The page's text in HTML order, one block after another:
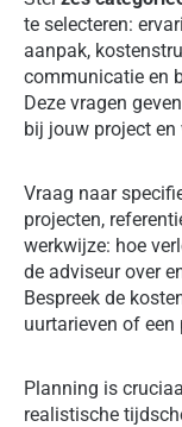
te selecteren:
aanpak,
communicatie en
Deze vragen
bij jouw project en
Vraag naar
projecten,
werkwijze: hoe
de adviseur over
Bespreek de
uurtarieven of
Planning is
realistische